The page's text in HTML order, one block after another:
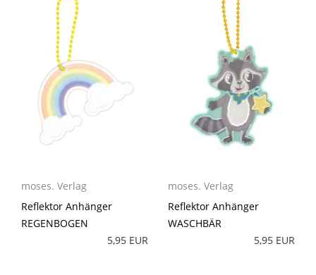
moses. Verlag
Reflektor Anhänger
REGENBOGEN
5,95 EUR
moses. Verlag
Reflektor Anhänger
WASCHBÄR
5,95 EUR